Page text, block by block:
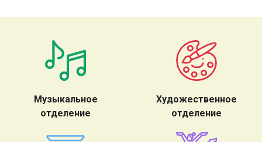
Музыкальное
отделение
Художественное
отделение